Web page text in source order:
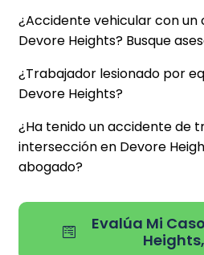
¿Accidente vehicular con
Devore Heights? Busque
¿Trabajador lesionado por
Devore Heights?
¿Ha tenido un accidente de
intersección en Devore
abogado?
Evalúa Mi